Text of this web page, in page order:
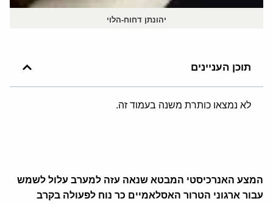
יהונתן דחוח-הלוי
תוכן העניינים
לא נמצאו כותרת משנה בעמוד זה.
המצע האנרכיסטי המבטא שנאה עזה למערב עלול לשמש
עבור ארגוני הטרור האסלאמיים כר נוח לפעולה בקרב